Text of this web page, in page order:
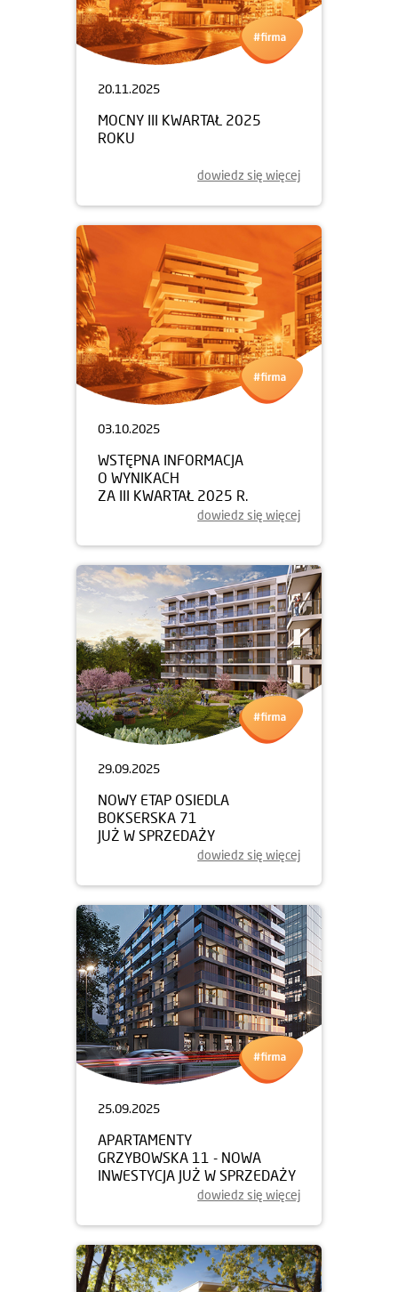
20.11.2025
MOCNY III KWARTAŁ 2025
ROKU
dowiedz się więcej
03.10.2025
WSTĘPNA INFORMACJA
O WYNIKACH
ZA III KWARTAŁ 2025 R.
dowiedz się więcej
29.09.2025
NOWY ETAP OSIEDLA
BOKSERSKA 71
JUŻ W SPRZEDAŻY
dowiedz się więcej
25.09.2025
APARTAMENTY
GRZYBOWSKA 11 - NOWA
INWESTYCJA JUŻ W SPRZEDAŻY
dowiedz się więcej